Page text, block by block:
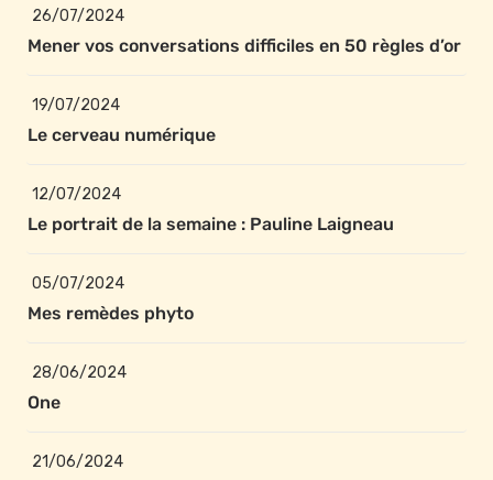
Mener vos conversations difficiles en 50 règles d’or
26/07/2024
Le cerveau numérique
19/07/2024
Le portrait de la semaine : Pauline Laigneau
12/07/2024
Mes remèdes phyto
05/07/2024
One
28/06/2024
21/06/2024